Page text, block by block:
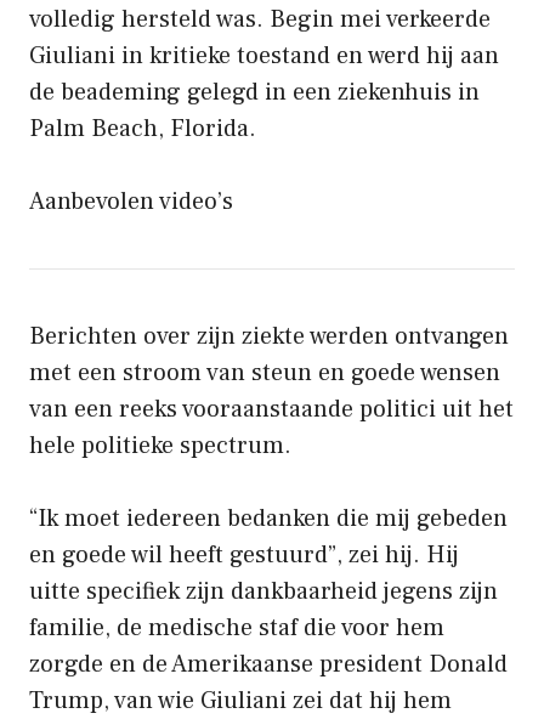
volledig hersteld was. Begin mei verkeerde
Giuliani in kritieke toestand en werd hij aan
de beademing gelegd in een ziekenhuis in
Palm Beach, Florida.
Aanbevolen video’s
Berichten over zijn ziekte werden ontvangen
met een stroom van steun en goede wensen
van een reeks vooraanstaande politici uit het
hele politieke spectrum.
“Ik moet iedereen bedanken die mij gebeden
en goede wil heeft gestuurd”, zei hij. Hij
uitte specifiek zijn dankbaarheid jegens zijn
familie, de medische staf die voor hem
zorgde en de Amerikaanse president Donald
Trump, van wie Giuliani zei dat hij hem